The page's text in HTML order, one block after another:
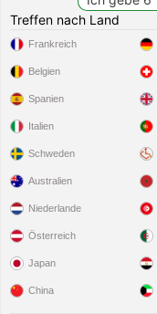
Treffen nach Land
Frankreich
Belgien
Spanien
Italien
Schweden
Australien
Niederlande
Österreich
Japan
China